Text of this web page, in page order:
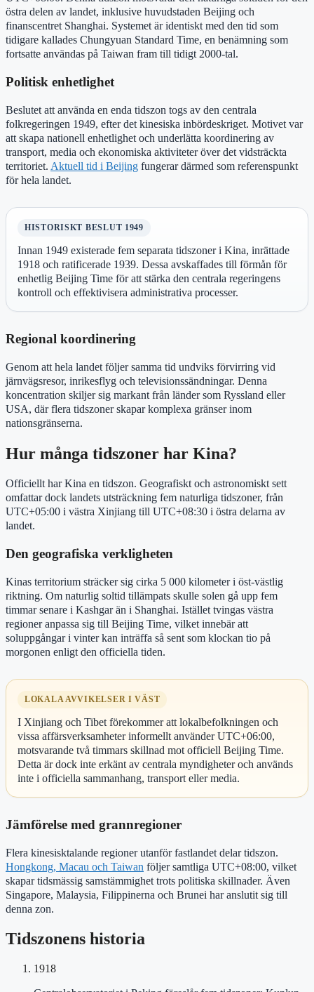
östra delen av landet, inklusive huvudstaden Beijing och
finanscentret Shanghai. Systemet är identiskt med den tid som
tidigare kallades Chungyuan Standard Time, en benämning som
fortsatte användas på Taiwan fram till tidigt 2000-tal.
Politisk enhetlighet
Beslutet att använda en enda tidszon togs av den centrala
folkregeringen 1949, efter det kinesiska inbördeskriget. Motivet var
att skapa nationell enhetlighet och underlätta koordinering av
transport, media och ekonomiska aktiviteter över det vidsträckta
territoriet. Aktuell tid i Beijing fungerar därmed som referenspunkt
för hela landet.
HISTORISKT BESLUT 1949
Innan 1949 existerade fem separata tidszoner i Kina, inrättade
1918 och ratificerade 1939. Dessa avskaffades till förmån för
enhetlig Beijing Time för att stärka den centrala regeringens
kontroll och effektivisera administrativa processer.
Regional koordinering
Genom att hela landet följer samma tid undviks förvirring vid
järnvägsresor, inrikesflyg och televisionssändningar. Denna
koncentration skiljer sig markant från länder som Ryssland eller
USA, där flera tidszoner skapar komplexa gränser inom
nationsgränserna.
Hur många tidszoner har Kina?
Officiellt har Kina en tidszon. Geografiskt och astronomiskt sett
omfattar dock landets utsträckning fem naturliga tidszoner, från
UTC+05:00 i västra Xinjiang till UTC+08:30 i östra delarna av
landet.
Den geografiska verkligheten
Kinas territorium sträcker sig cirka 5 000 kilometer i öst-västlig
riktning. Om naturlig soltid tillämpats skulle solen gå upp fem
timmar senare i Kashgar än i Shanghai. Istället tvingas västra
regioner anpassa sig till Beijing Time, vilket innebär att
soluppgångar i vinter kan inträffa så sent som klockan tio på
morgonen enligt den officiella tiden.
LOKALA AVVIKELSER I VÄST
I Xinjiang och Tibet förekommer att lokalbefolkningen och
vissa affärsverksamheter informellt använder UTC+06:00,
motsvarande två timmars skillnad mot officiell Beijing Time.
Detta är dock inte erkänt av centrala myndigheter och används
inte i officiella sammanhang, transport eller media.
Jämförelse med grannregioner
Flera kinesisktalande regioner utanför fastlandet delar tidszon.
Hongkong, Macau och Taiwan följer samtliga UTC+08:00, vilket
skapar tidsmässig samstämmighet trots politiska skillnader. Även
Singapore, Malaysia, Filippinerna och Brunei har anslutit sig till
denna zon.
Tidszonens historia
1918